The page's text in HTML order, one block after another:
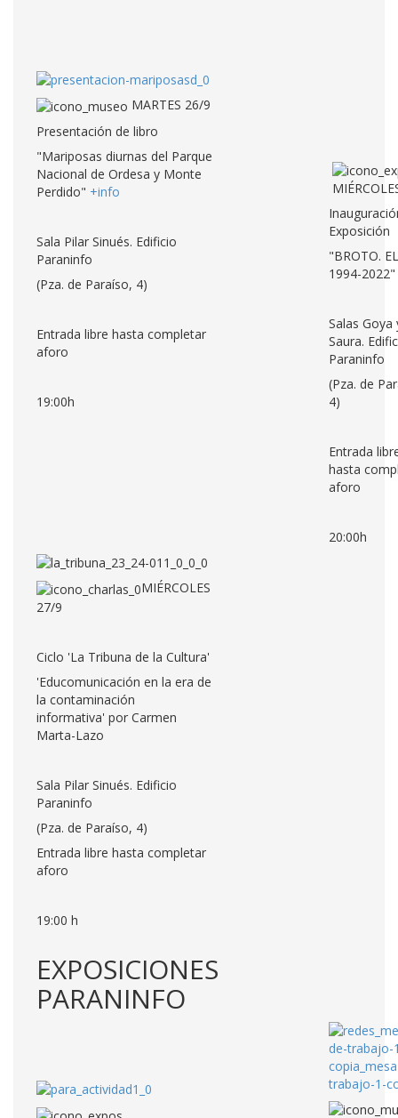
MARTES 26/9
Presentación de libro
"Mariposas diurnas del Parque
Nacional de Ordesa y Monte
Perdido" +info
Sala Pilar Sinués. Edificio
Paraninfo
(Pza. de Paraíso, 4)
Entrada libre hasta completar
aforo
19:00h
Exposición
"BROTO.
1994-2022"
Salas Goya
Saura.
Paraninfo
(Pza. de
4)
Entrada
hasta
aforo
20:00h
MIÉRCOLES
27/9
Ciclo 'La Tribuna de la Cultura'
'Educomunicación en la era de
la contaminación
informativa' por Carmen
Marta-Lazo
Sala Pilar Sinués. Edificio
Paraninfo
(Pza. de Paraíso, 4)
Entrada libre hasta completar
aforo
19:00 h
EXPOSICIONES
PARANINFO